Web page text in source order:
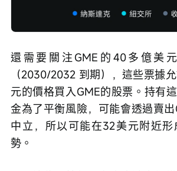
還需要關注GME的40多億美
（2030/2032 到期），這些票據
元的價格買入GME的股票。持有
金為了平衡風險，可能會透過賣
中立，所以可能在32美元附近
勢。